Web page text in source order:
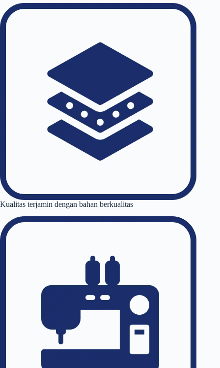
Kualitas terjamin dengan bahan berkualitas